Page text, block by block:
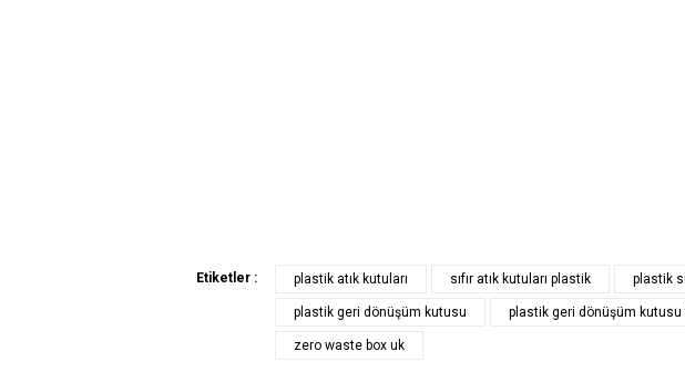
Etiketler : plastik atık kutuları sıfır atık kutuları plastik plastik
plastik geri dönüşüm kutusu plastik geri dönüşüm kutusu
zero waste box uk